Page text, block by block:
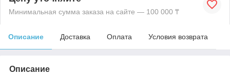
Минимальная сумма заказа на сайте — 100 000 ₸
Описание Доставка Оплата Условия возврата
Описание